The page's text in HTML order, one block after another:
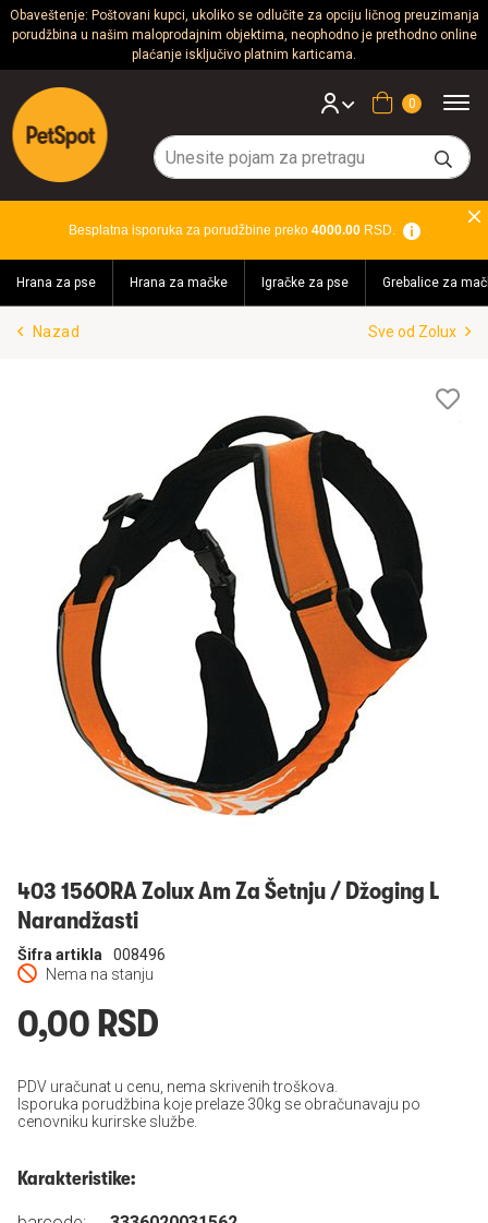
Obaveštenje: Poštovani kupci, ukoliko se odlučite za opciju ličnog preuzimanja
porudžbina u našim maloprodajnim objektima, neophodno je prethodno online
plaćanje isključivo platnim karticama.
Psi
Mačke
Glodari
Akvaristika
Teraristika
Brendovi
Korpa
Besplatna isporuka za porudžbine preko 4000.00RSD.
Hrana za pse Hrana za mačke Igračke za pse Grebalice za
Nazad Sve od Zolux
403 156ORA Zolux Am Za Šetnju / Džoging L
Narandžasti
Nema na stanju
Šifra artikla 008496
0,00 RSD
PDV uračunat u cenu, nema skrivenih troškova.
Isporuka porudžbina koje prelaze 30kg se obračunavaju po
cenovniku kurirske službe.
Karakteristike: